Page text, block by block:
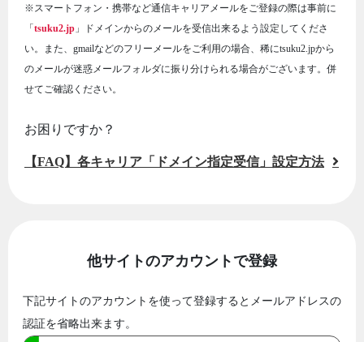
※スマートフォン・携帯など通信キャリアメールをご登録の際は事前に
「 tsuku2.jp 」ドメインからのメールを受信出来るよう設定してくださ
い。また、gmailなどのフリーメールをご利用の場合、稀にtsuku2.jpから
のメールが迷惑メールフォルダに振り分けられる場合がございます。併
せてご確認ください。
お困りですか？
【FAQ】各キャリア「ドメイン指定受信」設定方法
他サイトのアカウントで登録
下記サイトのアカウントを使って登録するとメールアドレスの
認証を省略出来ます。